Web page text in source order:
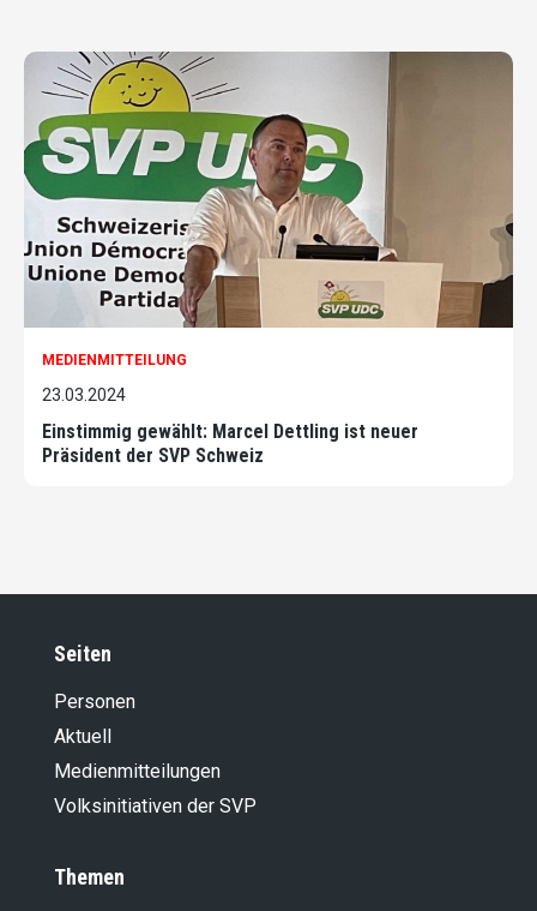
MEDIENMITTEILUNG
23.03.2024
Einstimmig gewählt: Marcel Dettling ist neuer
Präsident der SVP Schweiz
Seiten
Personen
Aktuell
Medienmitteilungen
Volksinitiativen der SVP
Themen